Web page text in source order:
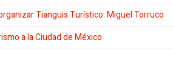
Tianguis Turístico: Miguel Torruco
a la Ciudad de México